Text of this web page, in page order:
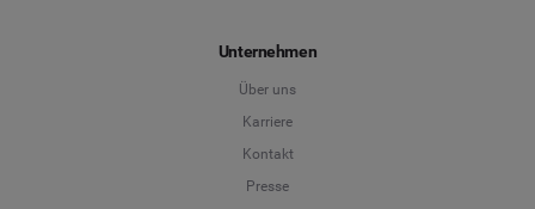
Unternehmen
Über uns
Karriere
Kontakt
Presse